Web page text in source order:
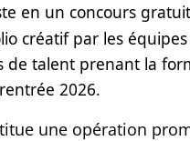
en un concours
créatif par les
de talent prenant la
2026.
une opération